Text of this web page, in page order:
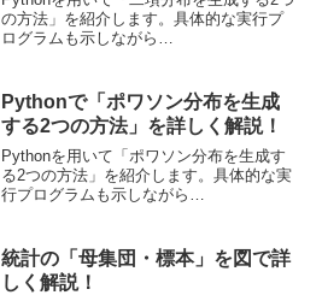
の方法」を紹介します。具体的な実行プ
ログラムも示しながら
ールでデータ生成する方法を紹介しま
す。scipyとnumpyの使い分けを具体的に
紹介します。
Pythonで「ポワソン分布を生成
する2つの方法」を詳しく解説！
Pythonを用いて「ポワソン分布を生成す
る2つの方法」を紹介します。具体的な実
行プログラムも示しながら
ールでデータ生成する方法を紹介しま
す。scipyとnumpyの使い分けを具体的に
紹介します。
統計の「母集団・標本」を図で詳
しく解説！